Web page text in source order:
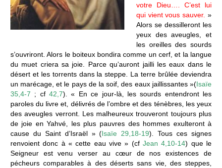
votre Dieu…. C’est lui
qui vient vous sauver. »
Alors se dessilleront les
yeux des aveugles, et
les oreilles des sourds
s’ouvriront. Alors le boiteux bondira comme un cerf, et la langue
du muet criera sa joie. Parce qu’auront jailli les eaux dans le
désert et les torrents dans la steppe. La terre brûlée deviendra
un marécage, et le pays de la soif, des eaux jaillissantes »(Isaïe
35,4-7 ; cf42,7). « En ce jour-là, les sourds entendront les
paroles du livre et, délivrés de l’ombre et des ténèbres, les yeux
des aveugles verront. Les malheureux trouveront toujours plus
de joie en Yahvé, les plus pauvres des hommes exulteront à
cause du Saint d’Israël » (Isaïe 29,18-19). Tous ces signes
renvoient donc à « cette eau vive » (cfJean 4,10-14) que le
Seigneur est venu verser au cœur de nos existences de
pécheurs comparables à des déserts sans vie, des steppes,